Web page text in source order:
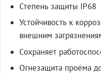
Степень защиты IP68
Устойчивость к
внешним
Сохраняет
Огнезащита проёма